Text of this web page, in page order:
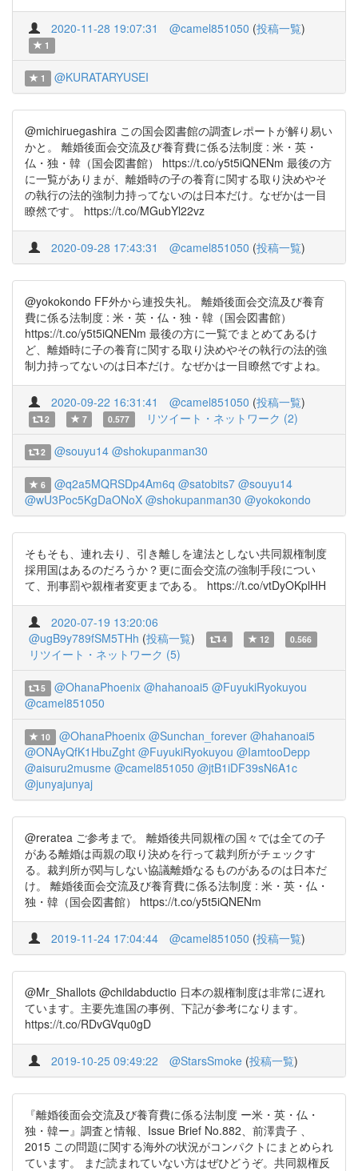
2020-11-28 19:07:31 @camel851050 (投稿一覧)
1
1 @KURATARYUSEI
@michiruegashira この国会図書館の調査レポートが解り易い
かと。 離婚後面会交流及び養育費に係る法制度 : 米・英・
仏・独・韓（国会図書館） https://t.co/y5t5iQNENm 最後の方
に一覧がありまが、離婚時の子の養育に関する取り決めやそ
の執行の法的強制力持ってないのは日本だけ。なぜかは一目
瞭然です。 https://t.co/MGubYl22vz
2020-09-28 17:43:31 @camel851050 (投稿一覧)
@yokokondo FF外から連投失礼。 離婚後面会交流及び養育
費に係る法制度 : 米・英・仏・独・韓（国会図書館）
https://t.co/y5t5iQNENm 最後の方に一覧でまとめてあるけ
ど、離婚時に子の養育に関する取り決めやその執行の法的強
制力持ってないのは日本だけ。なぜかは一目瞭然ですよね。
2020-09-22 16:31:41 @camel851050 (投稿一覧)
2 7 0.577 リツイート・ネットワーク (2)
2 @souyu14 @shokupanman30
6 @q2a5MQRSDp4Am6q @satobits7 @souyu14
@wU3Poc5KgDaONoX @shokupanman30 @yokokondo
そもそも、連れ去り、引き離しを違法としない共同親権制度
採用国はあるのだろうか？更に面会交流の強制手段につい
て、刑事罰や親権者変更まである。 https://t.co/vtDyOKplHH
2020-07-19 13:20:06
@ugB9y789fSM5THh (投稿一覧) 4 12 0.566
リツイート・ネットワーク (5)
5 @OhanaPhoenix @hahanoai5 @FuyukiRyokuyou
@camel851050
10 @OhanaPhoenix @Sunchan_forever @hahanoai5
@ONAyQfK1HbuZght @FuyukiRyokuyou @IamtooDepp
@aisuru2musme @camel851050 @jtB1iDF39sN6A1c
@junyajunyaj
@reratea ご参考まで。 離婚後共同親権の国々では全ての子
がある離婚は両親の取り決めを行って裁判所がチェックす
る。裁判所が関与しない協議離婚なるものがあるのは日本だ
け。 離婚後面会交流及び養育費に係る法制度 : 米・英・仏・
独・韓（国会図書館） https://t.co/y5t5iQNENm
2019-11-24 17:04:44 @camel851050 (投稿一覧)
@Mr_Shallots @childabductio 日本の親権制度は非常に遅れ
ています。主要先進国の事例、下記が参考になります。
https://t.co/RDvGVqu0gD
2019-10-25 09:49:22 @StarsSmoke (投稿一覧)
『離婚後面会交流及び養育費に係る法制度 ー米・英・仏・
独・韓ー』調査と情報、Issue Brief No.882、前澤貴子 、
2015 この問題に関する海外の状況がコンパクトにまとめられ
ています。 まだ読まれていない方はぜひどうぞ。共同親権反